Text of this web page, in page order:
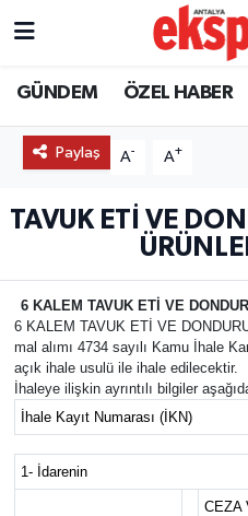
GÜNDEM ÖZEL HABER
Paylaş A- A+
TAVUK ETİ VE
6 KALEM TAVUK ETİ VE
6 KALEM TAVUK ETİ VE
mal alımı 4734 sayılı Kamu İhale
açık ihale usulü ile ihale edilecektir.
İhaleye ilişkin ayrıntılı bilgiler
İhale Kayıt Numarası (İKN)
1- İdarenin
CEZA
ÖZEL HABER
GÜNDEM
EKONOMİ
KÜLTÜR - SANAT
SPOR
SİYASET
SAĞLIK
Nöbetçi Eczaneler
Hava Durumu
Süper Lig Puan
Tüm Manşetler
Son Dakika Haberleri
Haber Arşivi